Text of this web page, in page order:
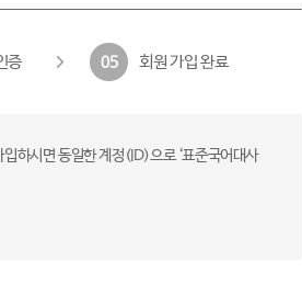
증 05 회원 가입 완료
하시면 동일한 계정(ID)으로 ‘표준국어대사